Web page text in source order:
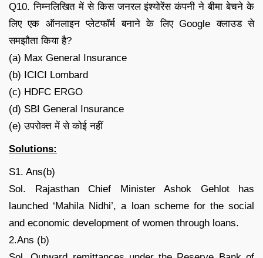
Q10. निम्नलिखित में से किस जनरल इंश्योरेंस कंपनी ने बीमा बेचने के
लिए एक ऑनलाइन प्लेटफॉर्म बनाने के लिए Google क्लाउड से
समझौता किया है?
(a) Max General Insurance
(b) ICICI Lombard
(c) HDFC ERGO
(d) SBI General Insurance
(e) उपरोक्त में से कोई नहीं
Solutions:
S1. Ans(b)
Sol. Rajasthan Chief Minister Ashok Gehlot has
launched ‘Mahila Nidhi’, a loan scheme for the social
and economic development of women through loans.
2.Ans (b)